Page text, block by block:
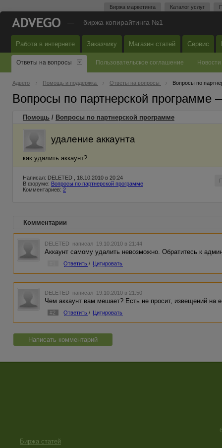
Биржа маркетинга Каталог услуг
— биржа копирайтинга №1
Работа в интернете Заказчику Магазин статей Сервис
Ответы на вопросы Пользовательское соглашение Новости
Адвего Помощь и поддержка Ответы на вопросы Вопросы по
Вопросы по партнерской
Помощь / Вопросы по партнерской программе
удаление аккаунта
как удалить аккаунт?
Написал: DELETED , 18.10.2010 в 20:24
В форуме: Вопросы по партнерской программе
Комментариев: 2
Комментарии
DELETED написал 19.10.2010 в 21:44
Аккаунт самому удалить невозможно. Обратитесь к
Ответить / Цитировать
DELETED написал 19.10.2010 в 21:50
Чем аккаунт вам мешает? Есть не просит, извещений на
#2 Ответить / Цитировать
Написать комментарий
Биржа статей